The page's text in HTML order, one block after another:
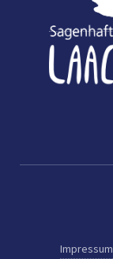
Impressum